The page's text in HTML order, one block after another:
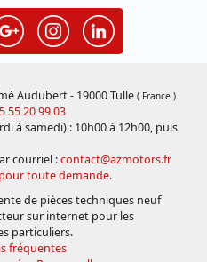
Audubert - 19000 Tulle ( France )
55 20 99 03
à samedi) : 10h00 à 12h00, puis
courriel :contact@azmotors.fr
toute demande.
de pièces techniques neuf
sur internet pour les
particuliers.
fréquentes